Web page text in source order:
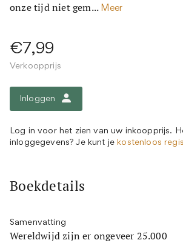
onze tijd niet gem... Meer
€7,99
Verkoopprijs
Inloggen
Log in voor het zien van uw inkoopprijs.
inloggegevens? Je kunt je kostenloos
Boekdetails
Samenvatting
Wereldwijd zijn er ongeveer 25.000